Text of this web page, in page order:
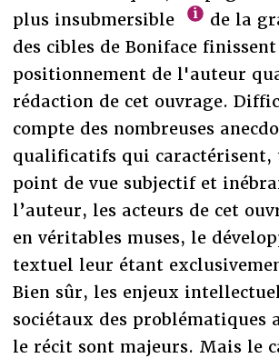
plus insubmersible
de la
des cibles de Boniface
positionnement de l'auteur
rédaction de cet ouvrage.
compte des nombreuses
qualificatifs qui caractérisent,
point de vue subjectif et
l’auteur, les acteurs de cet
en véritables muses, le
textuel leur étant
Bien sûr, les enjeux
sociétaux des problématiques
le récit sont majeurs. Mais le